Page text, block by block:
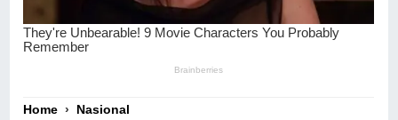
Home › Nasional